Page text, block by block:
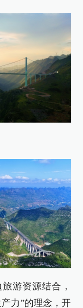
游资源结合，
力”的理念，开